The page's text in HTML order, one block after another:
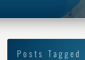
Posts